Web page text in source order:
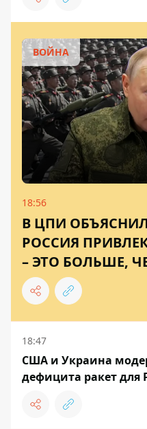
ВОЙНА
18:56
В ЦПИ
РОССИЯ
– ЭТО БОЛЬШЕ,
18:47
США и Украина
дефицита ракет для